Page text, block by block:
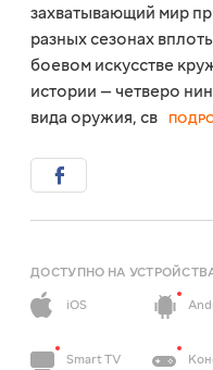
захватывающий мир
разных сезонах
боевом искусстве
истории — четверо
вида оружия, св
ДОСТУПНО НА
iOS
Smart TV